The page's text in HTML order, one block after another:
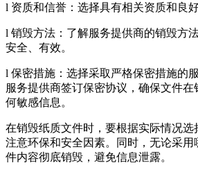
l 资质和信誉：选择具有相关资质和良
l 销毁方法：了解服务提供商的销毁方
安全、有效。
l 保密措施：选择采取严格保密措施的
服务提供商签订保密协议，确保文件
何敏感信息。
在销毁纸质文件时，要根据实际情况
注意环保和安全因素。同时，无论采用
件内容彻底销毁，避免信息泄露。